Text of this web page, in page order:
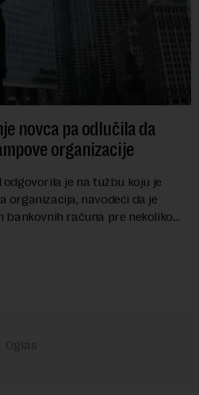
novca pa odlučila da
organizacije
odgovorila je na tužbu koju je
organizacija, navodeći da je
bankovnih računa pre nekoliko